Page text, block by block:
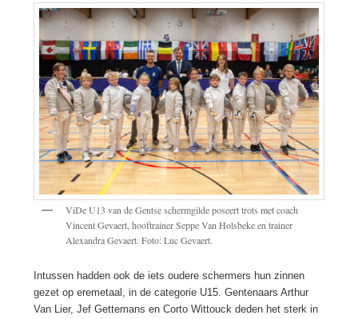
ViDe U13 van de Gentse schermgilde poseert trots met coach
Vincent Gevaert, hooftrainer Seppe Van Holsbeke en trainer
Alexandra Gevaert. Foto: Luc Gevaert.
Intussen hadden ook de iets oudere schermers hun zinnen
gezet op eremetaal, in de categorie U15. Gentenaars Arthur
Van Lier, Jef Gettemans en Corto Wittouck deden het sterk in